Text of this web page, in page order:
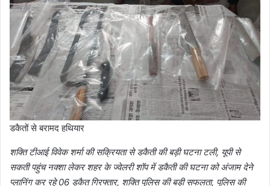
डकैतों से बरामद हथियार
शक्ति टीआई विवेक शर्मा की सक्रियता से डकैती की बड़ी घटना टली, यूपी से
सकती पहुंच नक्शा लेकर शहर के ज्वेलरी शॉप में डकैती की घटना को अंजाम देने
प्लानिंग कर रहे 06 डकैत गिरफ्तार, शक्ति पुलिस की बड़ी सफलता, पुलिस की